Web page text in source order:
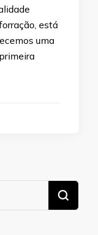
está
uma